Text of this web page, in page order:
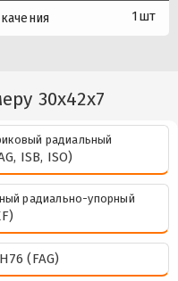
1шт
30x42x7
радиальный
ISB, ISO)
радиально-упорный
(FAG)